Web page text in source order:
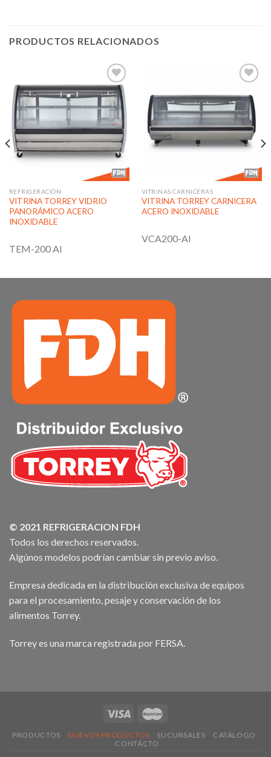
PRODUCTOS RELACIONADOS
Añadir
a la
lista de
deseos
REFRIGERACIÓN
VITRINA TORREY VIDRIO
PANORÁMICO ACERO
INOXIDABLE
TEM-200 AI
Añadir
a la
lista de
deseos
VITRINAS CARNICERAS
VITRINA TORREY CARNICERA
ACERO INOXIDABLE
VCA200-AI
© 2021 REFRIGERACION FDH
Todos los derechos reservados.
Algúnos modelos podrían cambiar sin previo aviso.
Empresa dedicada en la distribución exclusiva de equipos
para el procesamiento, pesaje y conservación de los
alimentos Torrey.
Torrey es una marca registrada por FERSA.
PRODUCTOS NUEVOS PRODUCTOS SUCURSALES
CATÁLOGO
CONTÁCTO